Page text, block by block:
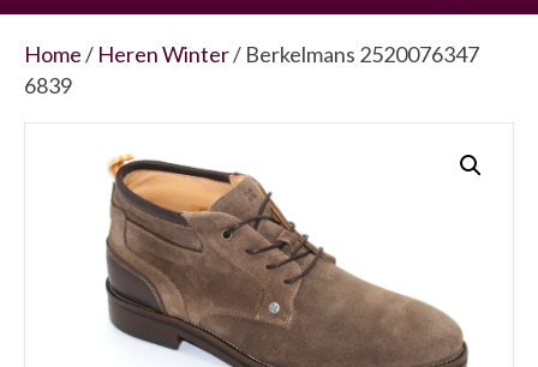
Home/ Heren Winter/ Berkelmans 2520076347
6839